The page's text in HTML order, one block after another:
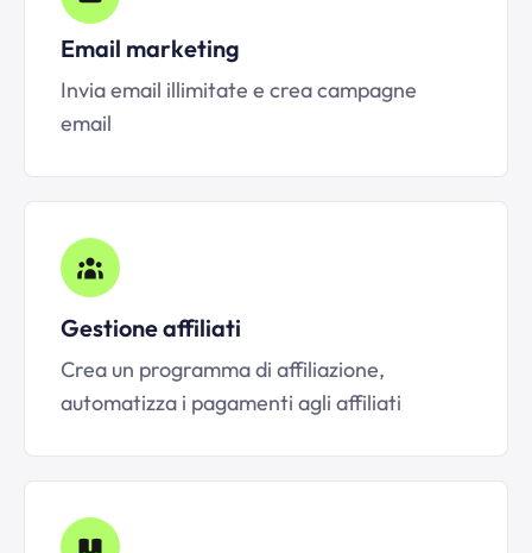
Email marketing
Invia email illimitate e crea campagne
email
Gestione affiliati
Crea un programma di affiliazione,
automatizza i pagamenti agli affiliati